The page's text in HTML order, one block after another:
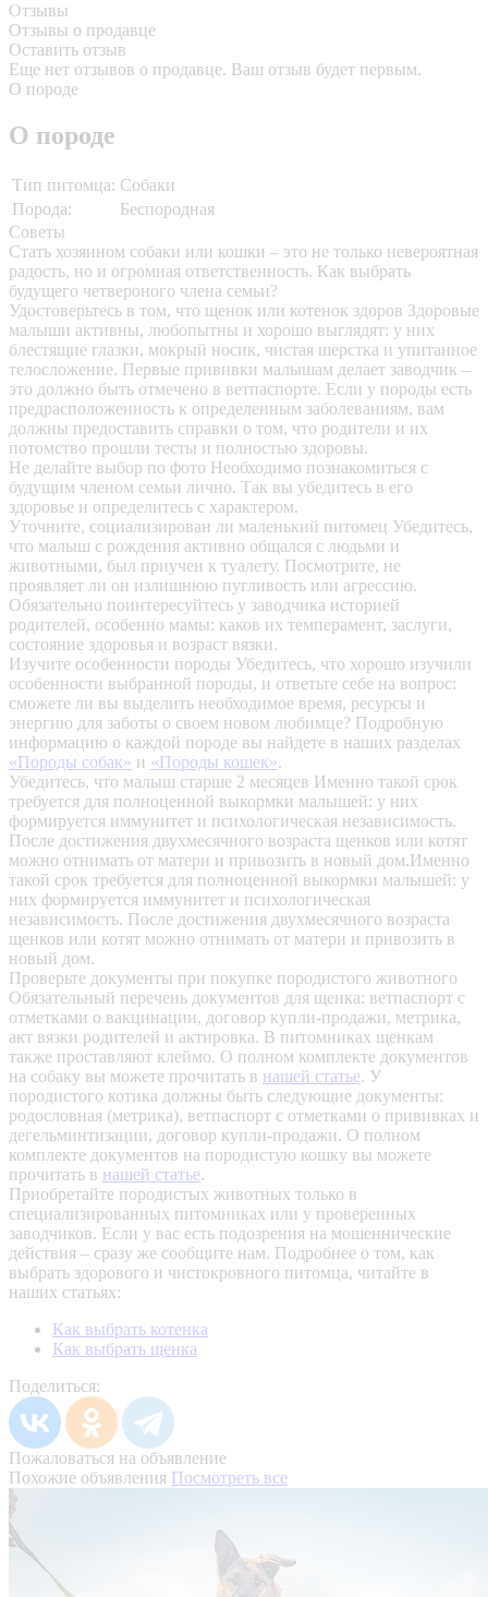
Отзывы
Отзывы о продавце
Оставить отзыв
Еще нет отзывов о продавце. Ваш отзыв будет первым.
О породе
О породе
Тип питомца: Собаки
Порода:
Беспородная
Советы
Стать хозяином собаки или кошки – это не только невероятная
радость, но и огромная ответственность. Как выбрать
будущего четвероного члена семьи?
Удостоверьтесь в том, что щенок или котенок здоров Здоровые
малыши активны, любопытны и хорошо выглядят: у них
блестящие глазки, мокрый носик, чистая шерстка и упитанное
телосложение. Первые прививки малышам делает заводчик –
это должно быть отмечено в ветпаспорте. Если у породы есть
предрасположенность к определенным заболеваниям, вам
должны предоставить справки о том, что родители и их
потомство прошли тесты и полностью здоровы.
Не делайте выбор по фото Необходимо познакомиться с
будущим членом семьи лично. Так вы убедитесь в его
здоровье и определитесь с характером.
Уточните, социализирован ли маленький питомец Убедитесь,
что малыш с рождения активно общался с людьми и
животными, был приучен к туалету. Посмотрите, не
проявляет ли он излишнюю пугливость или агрессию.
Обязательно поинтересуйтесь у заводчика историей
родителей, особенно мамы: каков их темперамент, заслуги,
состояние здоровья и возраст вязки.
Изучите особенности породы Убедитесь, что хорошо изучили
особенности выбранной породы, и ответьте себе на вопрос:
сможете ли вы выделить необходимое время, ресурсы и
энергию для заботы о своем новом любимце? Подробную
информацию о каждой породе вы найдете в наших разделах
«Породы собак» и «Породы кошек».
Убедитесь, что малыш старше 2 месяцев Именно такой срок
требуется для полноценной выкормки малышей: у них
формируется иммунитет и психологическая независимость.
После достижения двухмесячного возраста щенков или котят
можно отнимать от матери и привозить в новый дом.Именно
такой срок требуется для полноценной выкормки малышей: у
них формируется иммунитет и психологическая
независимость. После достижения двухмесячного возраста
щенков или котят можно отнимать от матери и привозить в
новый дом.
Проверьте документы при покупке породистого животного
Обязательный перечень документов для щенка: ветпаспорт с
отметками о вакцинации, договор купли-продажи, метрика,
акт вязки родителей и актировка. В питомниках щенкам
также проставляют клеймо. О полном комплекте документов
на собаку вы можете прочитать в нашей статье. У
породистого котика должны быть следующие документы:
родословная (метрика), ветпаспорт с отметками о прививках и
дегельминтизации, договор купли-продажи. О полном
комплекте документов на породистую кошку вы можете
прочитать в нашей статье.
Приобретайте породистых животных только в
специализированных питомниках или у проверенных
заводчиков. Если у вас есть подозрения на мошеннические
действия – сразу же сообщите нам. Подробнее о том, как
выбрать здорового и чистокровного питомца, читайте в
наших статьях:
Как выбрать котенка
Как выбрать щенка
Поделиться:
Пожаловаться на объявление
Похожие объявления Посмотреть все